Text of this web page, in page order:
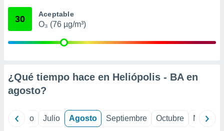
mediante
publicidad
30 Aceptable
O₃ (76 µg/m³)
¿Qué tiempo hace en Heliópolis - BA en
agosto?
Junio Julio Agosto Septiembre Octubre